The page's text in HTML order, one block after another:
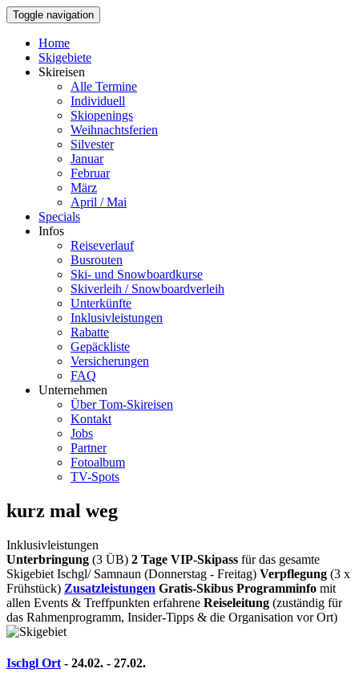
Toggle navigation
Home
Skigebiete
Skireisen
Alle Termine
Individuell
Skiopenings
Weihnachtsferien
Silvester
Januar
Februar
März
April / Mai
Specials
Infos
Reiseverlauf
Busrouten
Ski- und Snowboardkurse
Skiverleih / Snowboardverleih
Unterkünfte
Inklusivleistungen
Rabatte
Gepäckliste
Versicherungen
FAQ
Unternehmen
Über Tom-Skireisen
Kontakt
Jobs
Partner
Fotoalbum
TV-Spots
kurz mal weg
Inklusivleistungen
Unterbringung (3 ÜB) 2 Tage VIP-Skipass für das gesamte
Skigebiet Ischgl/ Samnaun (Donnerstag - Freitag) Verpflegung (3 x
Frühstück) Zusatzleistungen Gratis-Skibus Programminfo mit
allen Events & Treffpunkten erfahrene Reiseleitung (zuständig für
das Rahmenprogramm, Insider-Tipps & die Organisation vor Ort)
Ischgl Ort - 24.02. - 27.02.